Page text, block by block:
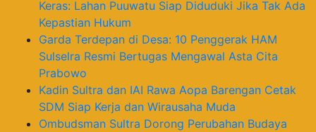
Keras: Lahan Puuwatu Siap Diduduki Jika Tak Ada
Kepastian Hukum
Garda Terdepan di Desa: 10 Penggerak HAM
Sulselra Resmi Bertugas Mengawal Asta Cita
Prabowo
Kadin Sultra dan IAI Rawa Aopa Barengan Cetak
SDM Siap Kerja dan Wirausaha Muda
Ombudsman Sultra Dorong Perubahan Budaya